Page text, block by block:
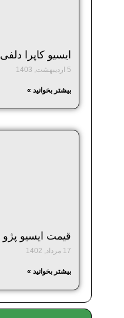
ایسیو کاپرا دلفی
5 اردیبهشت, 1403
بیشتر بخوانید »
قیمت ایسیو پژو 206
17 مرداد, 1402
بیشتر بخوانید »